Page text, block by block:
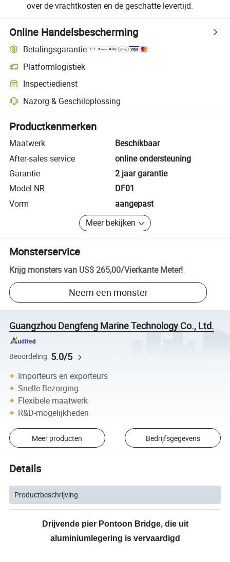
over de vrachtkosten en de geschatte levertijd.
Online Handelsbescherming
Betalingsgarantie
Platformlogistiek
Duidelijker zendingtracking met platformondersteunde logistiek
Inspectiedienst
Optionele pre-shipment inspectie voor kwaliteits- en
Nazorg & Geschiloplossing
Platformondersteunde geschiloplossing, inclusief terugbetalingen of
Productkenmerken
Maatwerk
Beschikbaar
After-sales service
online ondersteuning
Garantie
2 jaar garantie
Model NR.
DF01
Vorm
aangepast
Meer bekijken
Monsterservice
Krijg monsters van US$ 265,00/Vierkante Meter!
Neem een monster
Guangzhou Dengfeng Marine Technology Co., Ltd.
Beoordeling 5.0/5
Importeurs en exporteurs
Snelle Bezorging
Flexibele maatwerk
R&D-mogelijkheden
Meer producten Bedrijfsgegevens
Details
Productbeschrijving
Drijvende pier Pontoon Bridge, die uit
aluminiumlegering is vervaardigd